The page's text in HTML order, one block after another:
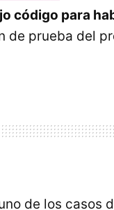
código para
de prueba del
de los casos